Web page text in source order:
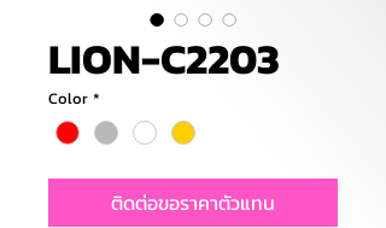
LION-C2203
Color *
ติดต่อขอราคาตัวแทน